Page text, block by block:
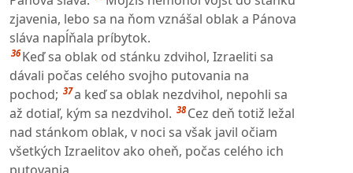
zjavenia, lebo sa na ňom vznášal oblak a Pánova
sláva napĺňala príbytok.
36 Keď sa oblak od stánku zdvihol, Izraeliti sa
dávali počas celého svojho putovania na
pochod; 37a keď sa oblak nezdvihol, nepohli sa
až dotiaľ, kým sa nezdvihol. 38 Cez deň totiž ležal
nad stánkom oblak, v noci sa však javil očiam
všetkých Izraelitov ako oheň, počas celého ich
putovania.